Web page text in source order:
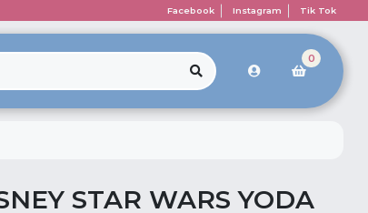
Facebook Instagram Tik Tok
0
STAR WARS YODA